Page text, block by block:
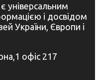
є універсальним
і досвідом
України, Європи і
офіс 217